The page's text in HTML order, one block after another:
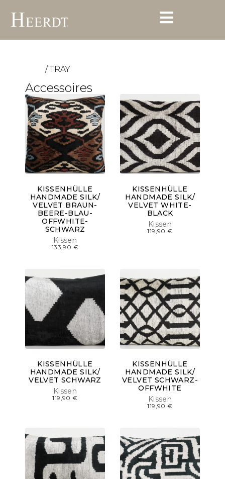
/ TRAY
Accessoires
Kissen
KISSENHÜLLE
HANDMADE SILK/
VELVET BRAUN-
BEERE-BLAU-
OFFWHITE-
SCHWARZ
133,90 €
Kissen
KISSENHÜLLE
HANDMADE SILK/
VELVET WHITE-
BLACK
119,90€
Kissen
KISSENHÜLLE
HANDMADE SILK/
VELVET SCHWARZ
119,90€ Kissen
KISSENHÜLLE
HANDMADE SILK/
VELVET SCHWARZ-
OFFWHITE
119,90€